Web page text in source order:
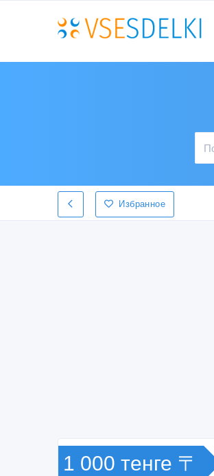
Избранное
1 000 тенге 〒